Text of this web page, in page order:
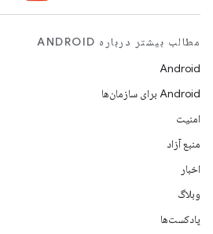
مطالب بیشتر درباره ANDROID
Android
Android برای سازمان‌ها
امنیت
منبع آزاد
اخبار
وبلاگ
پادکست‌ها